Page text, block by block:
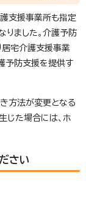
支援事業所も指定
りました。介護予防
居宅介護支援事業
予防支援を提供す
方法が変更となる
じた場合には、ホ
さい